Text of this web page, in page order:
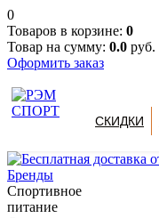
0
Товаров в корзине: 0
Товар на сумму: 0.0 руб.
Оформить заказ
СКИДКИ
Бренды
Спортивное
питание